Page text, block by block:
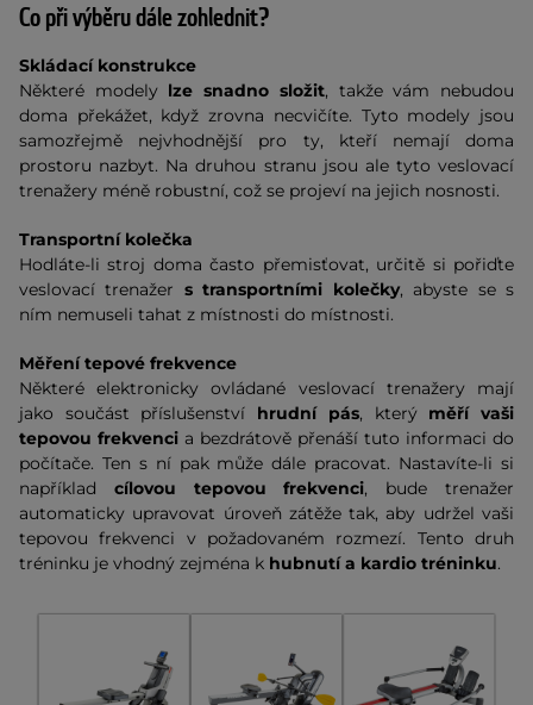
Co při výběru dále zohlednit?
Skládací konstrukce
Některé modelylze snadno složit, takže vám nebudou
doma překážet, když zrovna necvičíte. Tyto modely jsou
samozřejmě nejvhodnější pro ty, kteří nemají doma
prostoru nazbyt. Na druhou stranu jsou ale tyto veslovací
trenažery méně robustní, což se projeví na jejich nosnosti.
Transportní kolečka
Hodláte-li stroj doma často přemisťovat, určitě si pořiďte
veslovací trenažer s transportními kolečky, abyste se s
ním nemuseli tahat z místnosti do místnosti.
Měření tepové frekvence
Některé elektronicky ovládané veslovací trenažery mají
jako součást příslušenství hrudní pás, který měří vaši
tepovou frekvenci a bezdrátově přenáší tuto informaci do
počítače. Ten s ní pak může dále pracovat. Nastavíte-li si
například cílovou tepovou frekvenci, bude trenažer
automaticky upravovat úroveň zátěže tak, aby udržel vaši
tepovou frekvenci v požadovaném rozmezí. Tento druh
tréninku je vhodný zejména k hubnutí a kardio tréninku.